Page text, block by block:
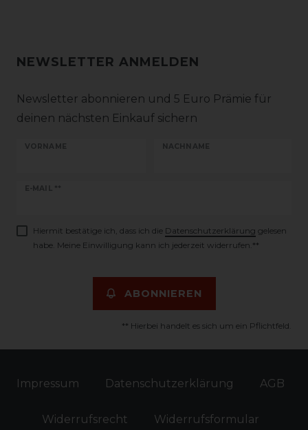
NEWSLETTER ANMELDEN
Newsletter abonnieren und 5 Euro Prämie für
deinen nächsten Einkauf sichern
VORNAME NACHNAME
E-MAIL **
Newsletter
Hiermit bestätige ich, dass ich die Daten­schutz­erklärung gelesen
habe. Meine Einwilligung kann ich jederzeit widerrufen.**
ABONNIEREN
** Hierbei handelt es sich um ein Pflichtfeld.
Impressum Daten­schutz­erklärung AGB
Widerrufs­recht Widerrufs­formular